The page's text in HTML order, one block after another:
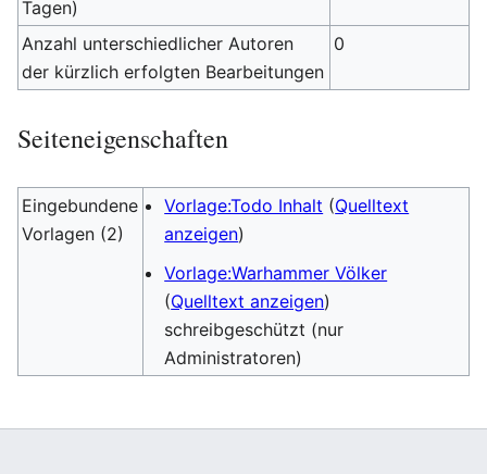
Tagen)
Anzahl unterschiedlicher Autoren
der kürzlich erfolgten Bearbeitungen
0
Seiteneigenschaften
Eingebundene
Vorlagen (2)
Vorlage:Todo Inhalt (Quelltext
anzeigen)
Vorlage:Warhammer Völker
(Quelltext anzeigen)
schreibgeschützt (nur
Administratoren)